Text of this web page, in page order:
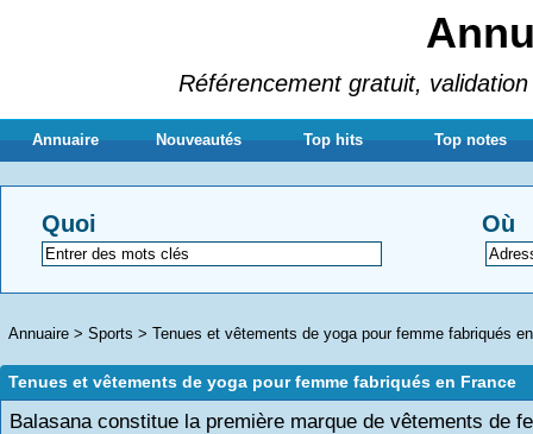
Référencement gratuit,
Annuaire Nouveautés Top hits Top notes
Quoi Où
Annuaire > Sports > Tenues et vêtements de yoga pour femme fabriqués
Tenues et vêtements de yoga pour femme fabriqués en France
Balasana constitue la première marque de vêtements de